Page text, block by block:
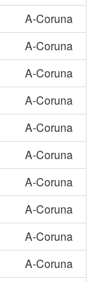
A-Coruna
A-Coruna
A-Coruna
A-Coruna
A-Coruna
A-Coruna
A-Coruna
A-Coruna
A-Coruna
A-Coruna